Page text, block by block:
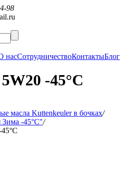
98
насСотрудничествоКонтактыБлог
-45°C
масла Kuttenkeuler в бочках/
Зима -45°C"/